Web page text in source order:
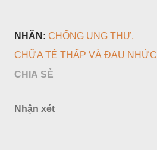
NHÃN: CHỐNG UNG THƯ
CHỮA TÊ THẤP VÀ ĐAU NHỨC
CHIA SẺ
Nhận xét